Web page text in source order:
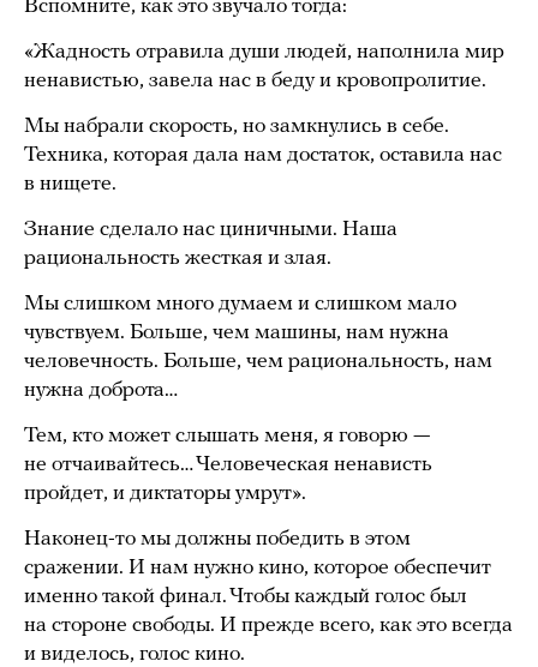
Вспомните, как это звучало тогда:
«Жадность отравила души людей, наполнила мир
ненавистью, завела нас в беду и кровопролитие.
Мы набрали скорость, но замкнулись в себе.
Техника, которая дала нам достаток, оставила нас
в нищете.
Знание сделало нас циничными. Наша
рациональность жесткая и злая.
Мы слишком много думаем и слишком мало
чувствуем. Больше, чем машины, нам нужна
человечность. Больше, чем рациональность, нам
нужна доброта…
Тем, кто может слышать меня, я говорю —
не отчаивайтесь… Человеческая ненависть
пройдет, и диктаторы умрут».
Наконец-то мы должны победить в этом
сражении. И нам нужно кино, которое обеспечит
именно такой финал. Чтобы каждый голос был
на стороне свободы. И прежде всего, как это всегда
и виделось, голос кино.